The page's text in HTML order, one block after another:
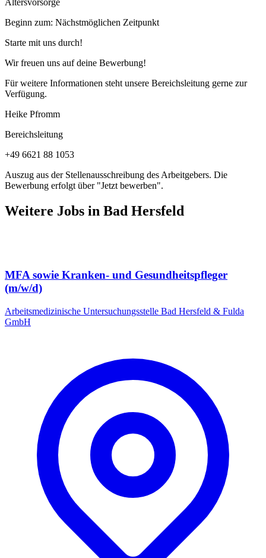
Altersvorsorge
Beginn zum: Nächstmöglichen Zeitpunkt
Starte mit uns durch!
Wir freuen uns auf deine Bewerbung!
Für weitere Informationen steht unsere Bereichsleitung gerne zur
Verfügung.
Heike Pfromm
Bereichsleitung
+49 6621 88 1053
Auszug aus der Stellenausschreibung des Arbeitgebers. Die
Bewerbung erfolgt über "Jetzt bewerben".
Weitere Jobs in Bad Hersfeld
MFA sowie Kranken- und Gesundheitspfleger
(m/w/d)
Arbeitsmedizinische Untersuchungsstelle Bad Hersfeld & Fulda
GmbH